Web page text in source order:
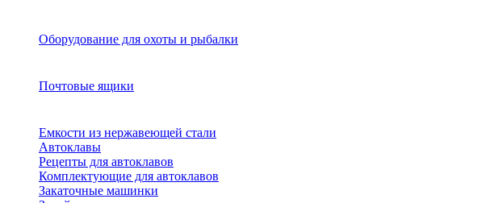
Оборудование для охоты и рыбалки
Почтовые ящики
Емкости из нержавеющей стали
Автоклавы
Рецепты для автоклавов
Комплектующие для автоклавов
Закаточные машинки